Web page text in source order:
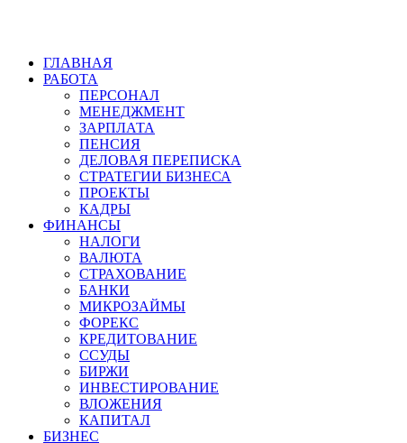
ГЛАВНАЯ
РАБОТА
ПЕРСОНАЛ
МЕНЕДЖМЕНТ
ЗАРПЛАТА
ПЕНСИЯ
ДЕЛОВАЯ ПЕРЕПИСКА
СТРАТЕГИИ БИЗНЕСА
ПРОЕКТЫ
КАДРЫ
ФИНАНСЫ
НАЛОГИ
ВАЛЮТА
СТРАХОВАНИЕ
БАНКИ
МИКРОЗАЙМЫ
ФОРЕКС
КРЕДИТОВАНИЕ
ССУДЫ
БИРЖИ
ИНВЕСТИРОВАНИЕ
ВЛОЖЕНИЯ
КАПИТАЛ
БИЗНЕС